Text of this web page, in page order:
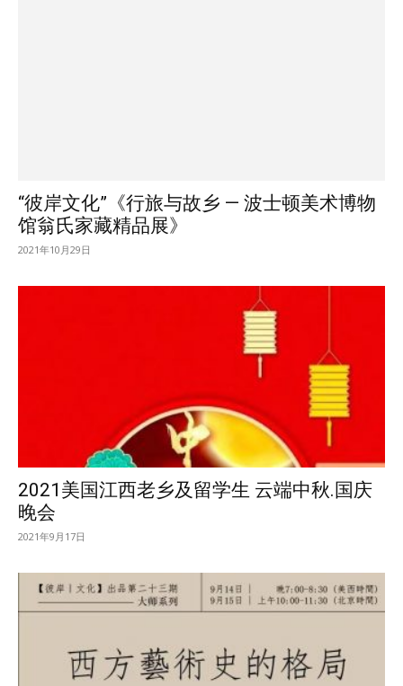
“彼岸文化”《行旅与故乡 — 波士顿美术博物
馆翁氏家藏精品展》
2021年10月29日
2021美国江西老乡及留学生 云端中秋.国庆
晚会
2021年9月17日